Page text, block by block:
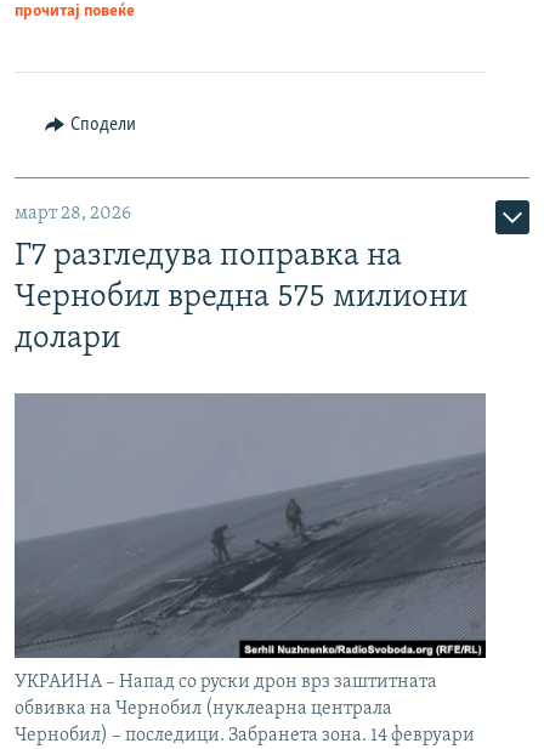
прочитај повеќе
Сподели
март 28, 2026
Г7 разгледува поправка на
Чернобил вредна 575 милиони
долари
УКРАИНА – Напад со руски дрон врз заштитната
обвивка на Чернобил (нуклеарна централа
Чернобил) – последици. Забранета зона. 14 февруари